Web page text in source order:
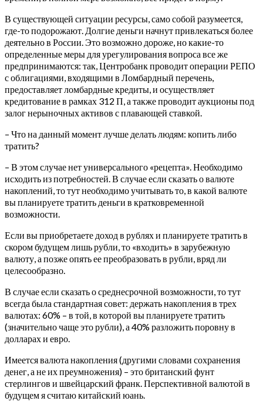
В существующей ситуации ресурсы, само собой разумеется,
где-то подорожают. Долгие деньги начнут привлекаться более
деятельно в России. Это возможно дороже, но какие-то
определенные меры для урегулирования вопроса все же
предпринимаются: так, Центробанк проводит операции РЕПО
с облигациями, входящими в Ломбардный перечень,
предоставляет ломбардные кредиты, и осуществляет
кредитование в рамках 312 П, а также проводит аукционы под
залог нерыночных активов с плавающей ставкой.
– Что на данный момент лучше делать людям: копить либо
тратить?
– В этом случае нет универсального «рецепта». Необходимо
исходить из потребностей. В случае если сказать о валюте
накоплений, то тут необходимо учитывать то, в какой валюте
вы планируете тратить деньги в кратковременной
возможности.
Если вы приобретаете доход в рублях и планируете тратить в
скором будущем лишь рубли, то «входить» в зарубежную
валюту, а позже опять ее преобразовать в рубли, вряд ли
целесообразно.
В случае если сказать о среднесрочной возможности, то тут
всегда была стандартная совет: держать накопления в трех
валютах: 60% – в той, в которой вы планируете тратить
(значительно чаще это рубли), а 40% разложить поровну в
долларах и евро.
Имеется валюта накопления (другими словами сохранения
денег, а не их преумножения) – это британский фунт
стерлингов и швейцарский франк. Перспективной валютой в
будущем я считаю китайский юань.